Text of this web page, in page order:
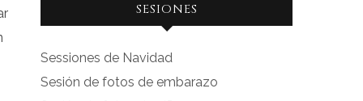
perfil
de
facebook.com
en
perfil
de
instagram.com
en
SESIONES
Sessiones de Navidad
Sesión de fotos de embarazo